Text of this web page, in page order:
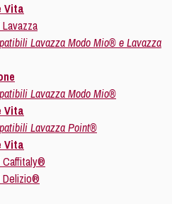
Vita
Lavazza Modo Mio® e Lavazza
Lavazza Modo Mio®
Vita
Lavazza Point®
Vita
Caffitaly®
Delizio®